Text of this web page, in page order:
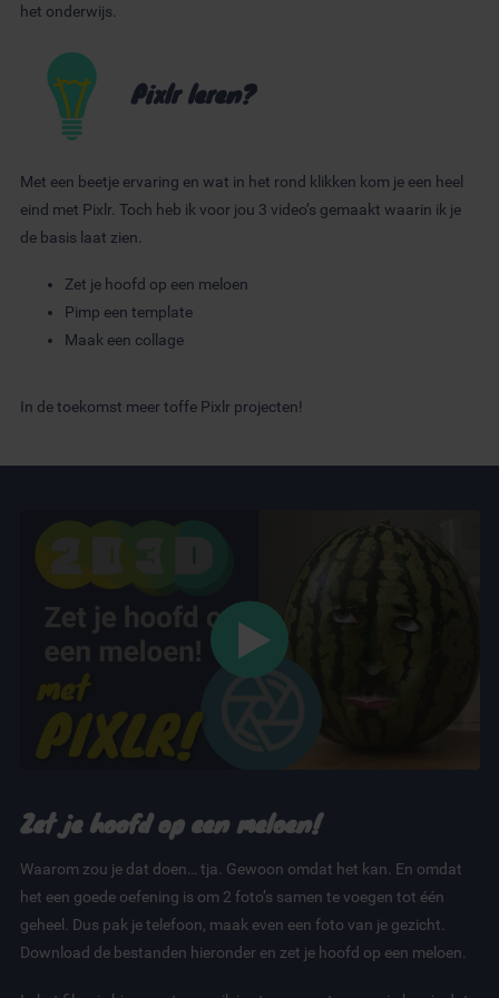
informatie die u aan ze heeft verstrekt of die ze hebben
het onderwijs.
Pixlr leren?
Met een beetje ervaring en wat in het rond klikken kom je een heel
eind met Pixlr. Toch heb ik voor jou 3 video’s gemaakt waarin ik je
de basis laat zien.
Zet je hoofd op een meloen
Pimp een template
Maak een collage
In de toekomst meer toffe Pixlr projecten!
Zet je hoofd op een meloen!
Waarom zou je dat doen… tja. Gewoon omdat het kan. En omdat
het een goede oefening is om 2 foto’s samen te voegen tot één
geheel. Dus pak je telefoon, maak even een foto van je gezicht.
Download de bestanden hieronder en zet je hoofd op een meloen.